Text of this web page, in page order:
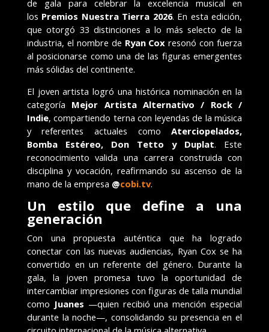
de gala para celebrar la excelencia musical en
los Premios Nuestra Tierra 2026. En esta edición,
que otorgó 33 distinciones a lo más selecto de la
industria, el nombre de Ryan Cox resonó con fuerza
al posicionarse como una de las figuras emergentes
más sólidas del continente.
El joven artista logró una histórica nominación en la
categoría Mejor Artista Alternativo / Rock /
Indie, compartiendo terna con leyendas de la música
y referentes actuales comoAterciopelados,
Bomba Estéreo, Don Tetto y Duplat. Este
reconocimiento valida una carrera construida con
disciplina y vocación, reafirmando su ascenso de la
mano de la empresa @cobi.tv.
Un estilo que define a una
generación
Con una propuesta auténtica que ha logrado
conectar con las nuevas audiencias, Ryan Cox se ha
convertido en un referente del género. Durante la
gala, la joven promesa tuvo la oportunidad de
intercambiar impresiones con figuras de talla mundial
como Juanes —quien recibió una mención especial
durante la noche—, consolidando su presencia en el